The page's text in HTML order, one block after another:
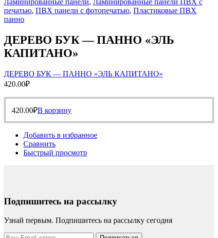
Ламинированные панели, Ламинированные панели ПВХ с
печатью, ПВХ панели с фотопечатью, Пластиковые ПВХ
панно
ДЕРЕВО БУК — ПАННО «ЭЛЬ
КАПИТАНО»
ДЕРЕВО БУК — ПАННО «ЭЛЬ КАПИТАНО»
420.00₽
420.00₽В корзину
Добавить в избранное
Сравнить
Быстрый просмотр
Подпишитесь на рассылку
Узнай первым. Подпишитесь на рассылку сегодня